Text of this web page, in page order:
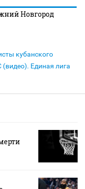
Новгород
кубанского
Единая лига